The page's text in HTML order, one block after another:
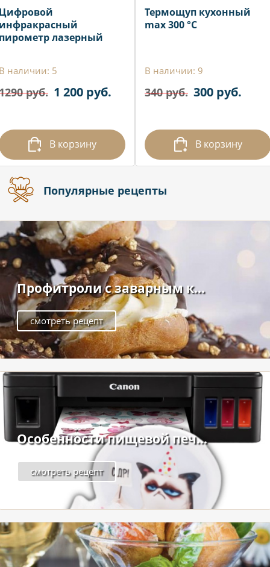
лазерный
наличии: 5
руб. 1 200 руб.
В корзину
Термощуп кухонный
max 300 °C
В наличии: 9
340 руб. 300 руб.
В корзину
Популярные рецепты
Профитроли с заварным к...
смотреть рецепт
Особенности пищевой печ...
смотреть рецепт